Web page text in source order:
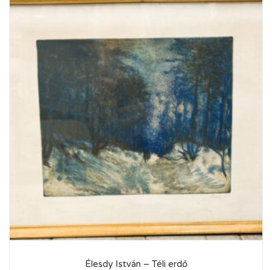
Élesdy István – Téli erdő